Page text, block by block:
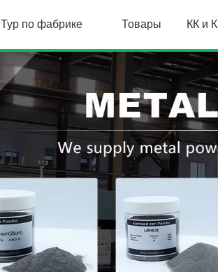
Тур по фабрике Товары КК и